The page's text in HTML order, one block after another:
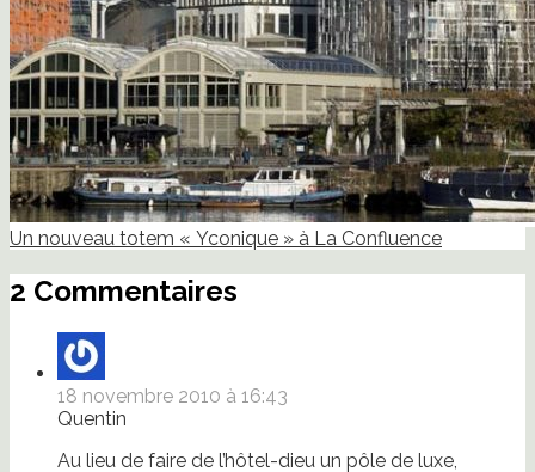
Un nouveau totem « Yconique » à La Confluence
2 Commentaires
18 novembre 2010 à 16:43
Quentin
Au lieu de faire de l’hôtel-dieu un pôle de luxe,